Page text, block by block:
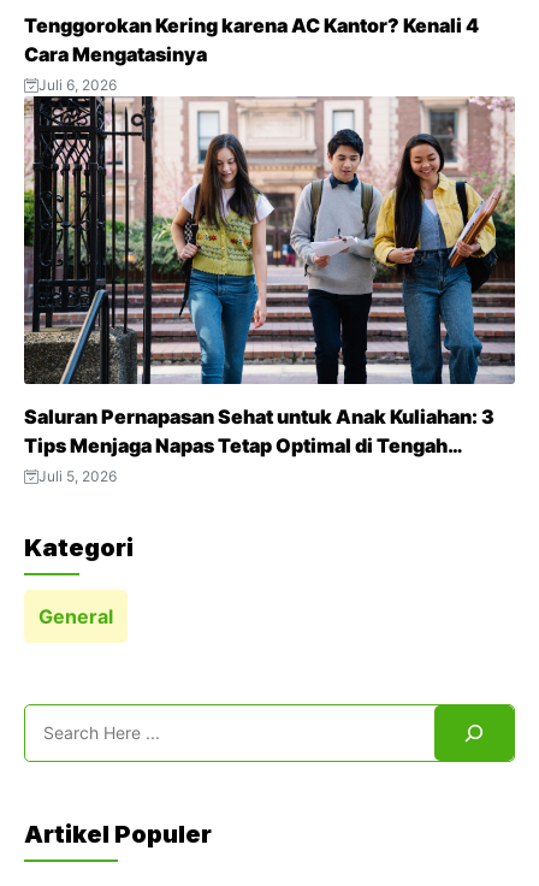
Tenggorokan Kering karena AC Kantor? Kenali 4
Cara Mengatasinya
Juli 6, 2026
Saluran Pernapasan Sehat untuk Anak Kuliahan: 3
Tips Menjaga Napas Tetap Optimal di Tengah
Aktivitas Padat
Juli 5, 2026
Kategori
General
Search
Artikel Populer